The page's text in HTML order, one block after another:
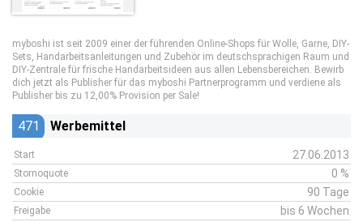
myboshi ist seit 2009 einer der führenden Online-Shops für Wolle, Garne, DIY-
Sets, Handarbeitsanleitungen und Zubehör im deutschsprachigen Raum und
DIY-Zentrale für frische Handarbeitsideen aus allen Lebensbereichen. Bewirb
dich jetzt als Publisher für das myboshi Partnerprogramm und verdiene als
Publisher bis zu 12,00% Provision per Sale!
471 Werbemittel
Start 27.06.2013
Stornoquote 0 %
Cookie 90 Tage
Freigabe bis 6 Wochen